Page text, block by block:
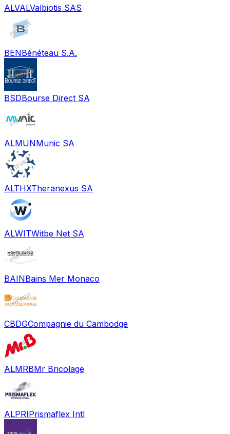
ALVALValbiotis SAS
BENBénéteau S.A.
BSDBourse Direct SA
ALMUNMunic SA
ALTHXTheranexus SA
ALWITWitbe Net SA
BAINBains Mer Monaco
CBDGCompagnie du Cambodge
ALMRBMr Bricolage
ALPRIPrismaflex Intl